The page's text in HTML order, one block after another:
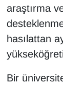
araştırma
hasılattan
Bir
SAĞLIK
Seri İlan